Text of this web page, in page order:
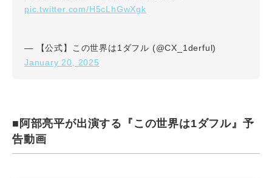
pic.twitter.com/H5cLhGwXgk
— 【公式】この世界は1ダフル (@CX_1derful)
January 20, 2025
■阿部亮平が出演する『この世界は1ダフル』予
告動画